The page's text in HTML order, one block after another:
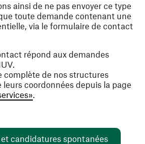
ainsi de ne pas envoyer ce type
toute demande contenant une
via le formulaire de contact
répond aux demandes
complète de nos structures
leurs coordonnées depuis la page
.
candidatures spontanées